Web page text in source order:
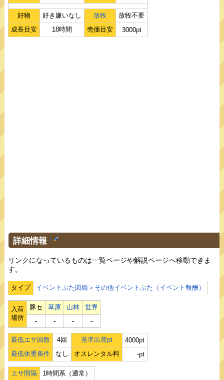
好物 好き嫌いなし 放牧
放牧不要
成長目安
18時間 売価目安 3000pt
詳細情報 †
リンクになっているものは一覧ページや解説ページへ移動できま
す。
タイプ イベントぶた図鑑＞その他イベントぶた（イベント報酬）
入荷
場所
豚セ 草原 山林
世界
‐
‐ ‐ ‐
最低エサ回数 4回 基準出荷pt
4000pt
最低体重条件
なし オスレンタル料 -pt
エサ間隔 1時間系（通常）